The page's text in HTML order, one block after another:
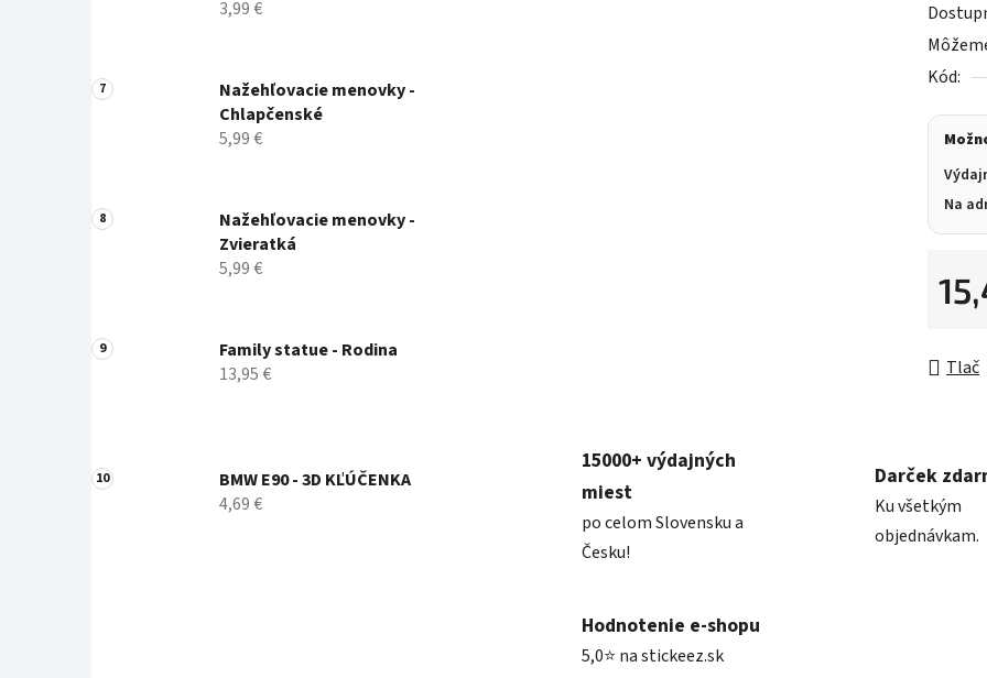
3,99 €
Nažehľovacie menovky -
Chlapčenské
5,99 €
Nažehľovacie menovky -
Zvieratká
5,99 €
Family statue - Rodina
13,95 €
BMW E90 - 3D KĽÚČENKA
4,69 €
Kód:
Na
Tlač
15000+ výdajných
miest
po celom Slovensku a
Česku!
Darček
Ku všetkým
objednávkam.
Hodnotenie e-shopu
5,0⭐ na stickeez.sk